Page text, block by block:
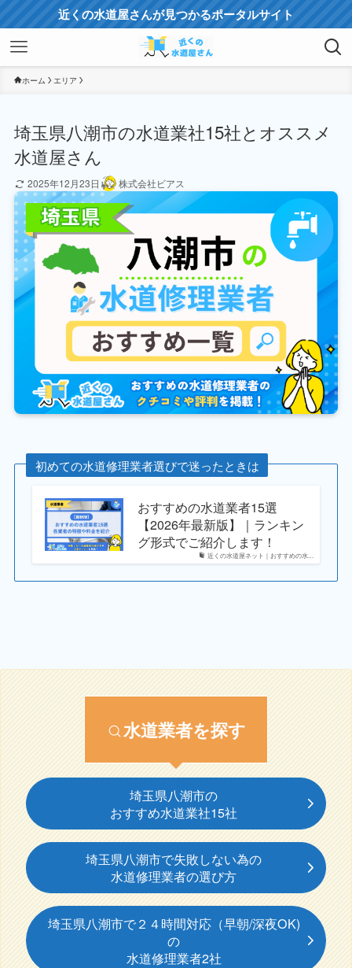
近くの水道屋さんが見つかるポータルサイト
ホーム エリア
埼玉県八潮市の水道業社15社とオススメ
水道屋さん
2025年12月23日 株式会社ビアス
初めての水道修理業者選びで迷ったときは
近くの水道屋ネット｜おすすめの水...
おすすめの水道業者15選
【2026年最新版】｜ランキン
グ形式でご紹介します！
水道業者を探す
埼玉県八潮市の
おすすめ水道業社15社
埼玉県八潮市で失敗しない為の
水道修理業者の選び方
埼玉県八潮市で２４時間対応（早朝/深夜OK)
の
水道修理業者2社